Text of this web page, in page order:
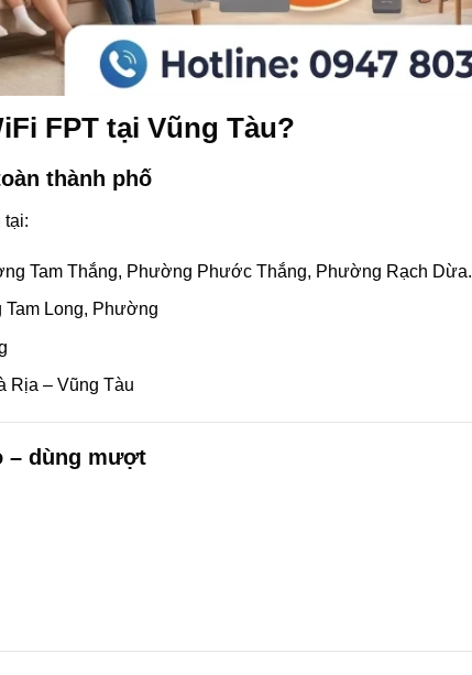
FPT tại Vũng Tàu?
thành phố
tại:
Tam Thắng, Phường Phước Thắng, Phường Rạch Dừa.
Long, Phường
Rịa – Vũng Tàu
– dùng mượt